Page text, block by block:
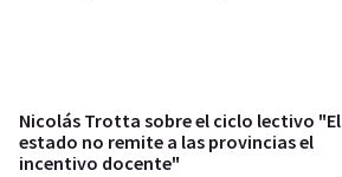
Nicolás Trotta sobre el ciclo lectivo "El
estado no remite a las provincias el
incentivo docente"